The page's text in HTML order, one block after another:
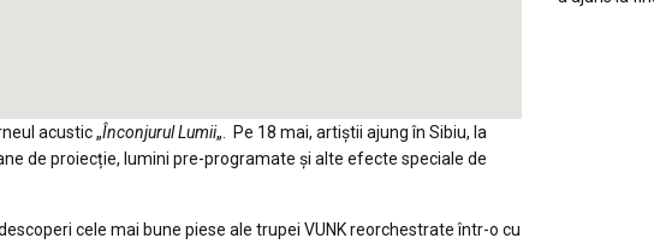
acustic „Înconjurul Lumii„. Pe 18 mai, artiștii ajung în Sibiu, la
de proiecție, lumini pre-programate și alte efecte speciale de
cele mai bune piese ale trupei VUNK reorchestrate într-o cu